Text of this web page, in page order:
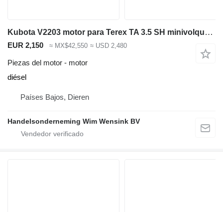
Kubota V2203 motor para Terex TA 3.5 SH minivolquete
EUR 2,150 ≈ MX$42,550 ≈ USD 2,480
Piezas del motor - motor
diésel
Países Bajos, Dieren
Handelsonderneming Wim Wensink BV